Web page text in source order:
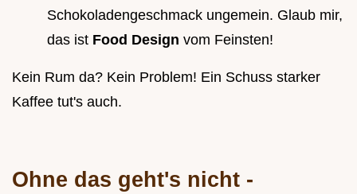
Schokoladengeschmack ungemein. Glaub mir,
das ist Food Design vom Feinsten!
Kein Rum da? Kein Problem! Ein Schuss starker
Kaffee tut's auch.
Ohne das geht's nicht -